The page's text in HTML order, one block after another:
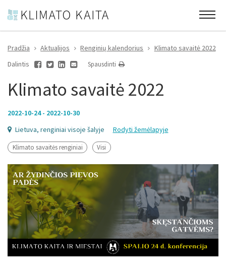
Pradžia Aktualijos Renginių kalendorius
Klimato savaitė 2022
Dalintis
Spausdinti
Klimato savaitė 2022
2022-10-24 - 2022-10-30
Lietuva, renginiai visoje šalyje
Rodyti žemėlapyje
Klimato savaitės renginiai Visi